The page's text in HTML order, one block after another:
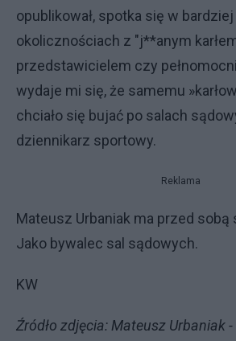
opublikował, spotka się w
okolicznościach z "j**anym
przedstawicielem czy
wydaje mi się, że samemu
chciało się bujać po salach
dziennikarz sportowy.
Reklama
Mateusz Urbaniak ma przed sobą
Jako bywalec sal sądowych.
KW
Źródło zdjęcia: Mateusz Urbaniak